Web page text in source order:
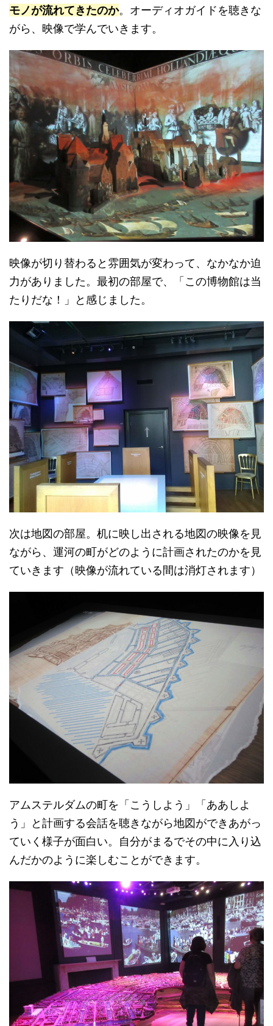
モノが流れてきたのか。オーディオガイドを聴きな
がら、映像で学んでいきます。
映像が切り替わると雰囲気が変わって、なかなか迫
力がありました。最初の部屋で、「この博物館は当
たりだな！」と感じました。
次は地図の部屋。机に映し出される地図の映像を見
ながら、運河の町がどのように計画されたのかを見
ていきます（映像が流れている間は消灯されます）
アムステルダムの町を「こうしよう」「ああしよ
う」と計画する会話を聴きながら地図ができあがっ
ていく様子が面白い。自分がまるでその中に入り込
んだかのように楽しむことができます。